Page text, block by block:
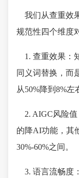
我们从查重效
规范性四个维度
1. 查重效果：
同义词替换，而
从50%降到8%左
2. AIGC风险
的降AI功能，其
30%-60%之间。
3. 语言流畅度